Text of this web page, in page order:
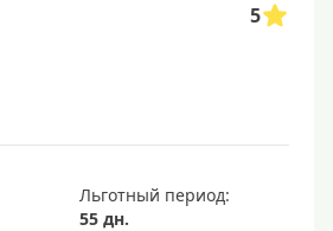
5
Льготный период:
55 дн.